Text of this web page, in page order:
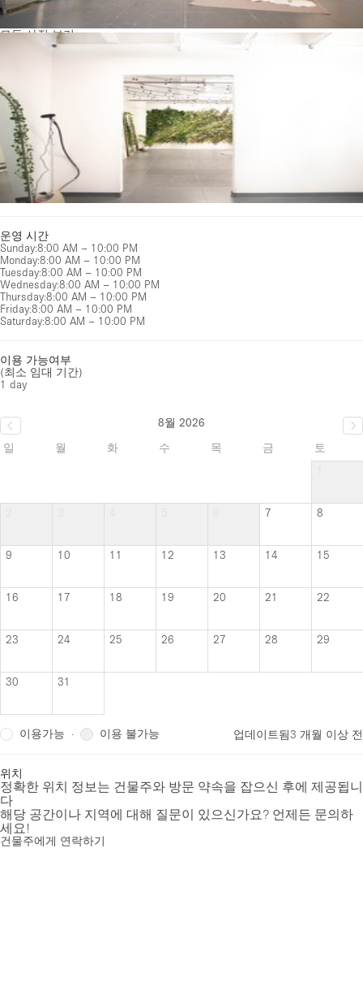
모든 사진 보기
운영 시간
Sunday:8:00 AM – 10:00 PM
Monday:8:00 AM – 10:00 PM
Tuesday:8:00 AM – 10:00 PM
Wednesday:8:00 AM – 10:00 PM
Thursday:8:00 AM – 10:00 PM
Friday:8:00 AM – 10:00 PM
Saturday:8:00 AM – 10:00 PM
이용 가능여부
(최소 임대 기간)
1 day
8월 2026
일
월 화 수 목 금
토
7 8
9 10 11 12 13 14 15
16 17 18 19 20 21 22
23 24 25 26 27 28 29
30 31
이용가능 · 이용 불가능 업데이트됨3 개월 이상 전
위치
정확한 위치 정보는 건물주와 방문 약속을 잡으신 후에 제공됩니
다
해당 공간이나 지역에 대해 질문이 있으신가요? 언제든 문의하
세요!
건물주에게 연락하기